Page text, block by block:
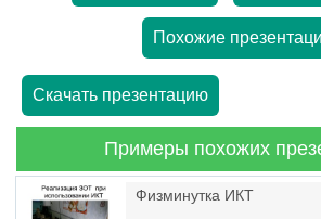
Похожие
Скачать презентацию
Примеры похожих
Физминутка ИКТ